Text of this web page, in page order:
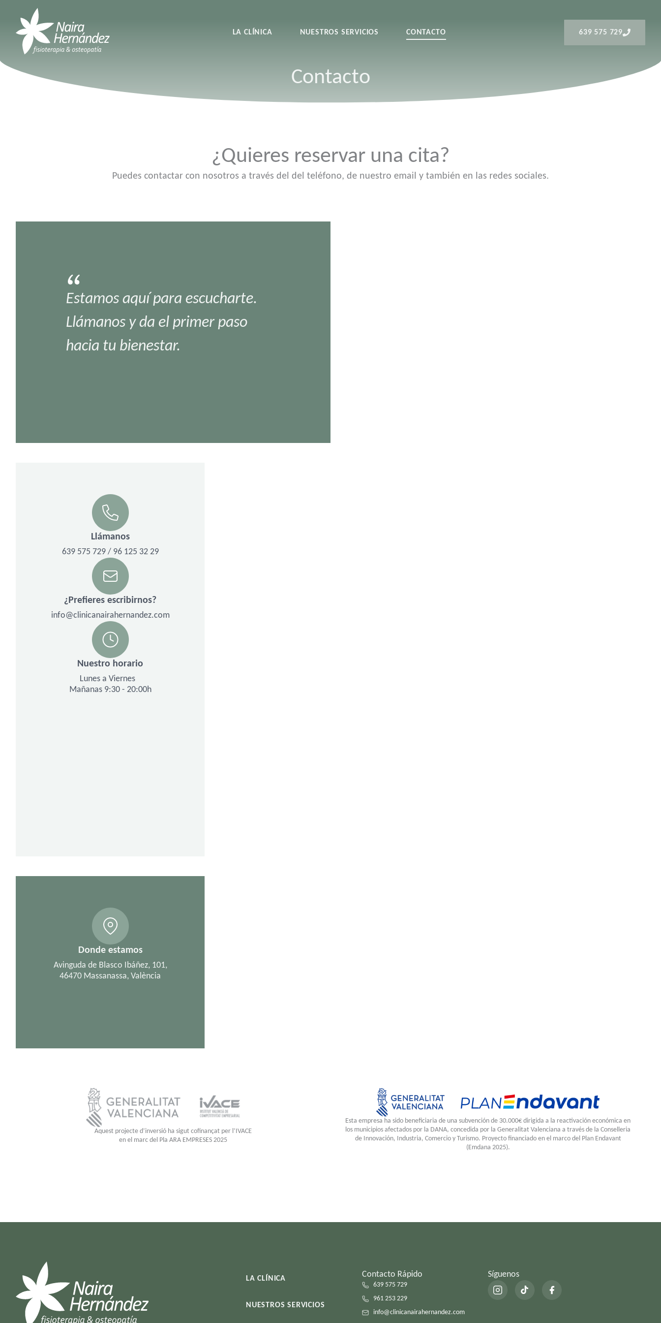
contenido
LA CLÍNICA NUESTROS SERVICIOS CONTACTO 639 575 729
Contacto
¿Quieres reservar una cita?
Puedes contactar con nosotros a través del del teléfono, de nuestro email y también en las redes sociales.
Estamos aquí para escucharte.
Llámanos y da el primer paso
hacia tu bienestar.
Llámanos
639 575 729 / 96 125 32 29
¿Prefieres escribirnos?
info@clinicanairahernandez.com
Nuestro horario
Lunes a Viernes
Mañanas 9:30 - 20:00h
Donde estamos
Avinguda de Blasco Ibáñez, 101,
46470 Massanassa, València
Aquest projecte d’inversió ha sigut cofinançat per l’IVACE
en el marc del Pla ARA EMPRESES 2025
Esta empresa ha sido beneficiaria de una subvención de 30.000€ dirigida a la reactivación económica en
los municipios afectados por la DANA, concedida por la Generalitat Valenciana a través de la Conselleria
de Innovación, Industria, Comercio y Turismo. Proyecto financiado en el marco del Plan Endavant
(Emdana 2025).
LA CLÍNICA
NUESTROS SERVICIOS
Contacto Rápido
639 575 729
961 253 229
info@clinicanairahernandez.com
Síguenos